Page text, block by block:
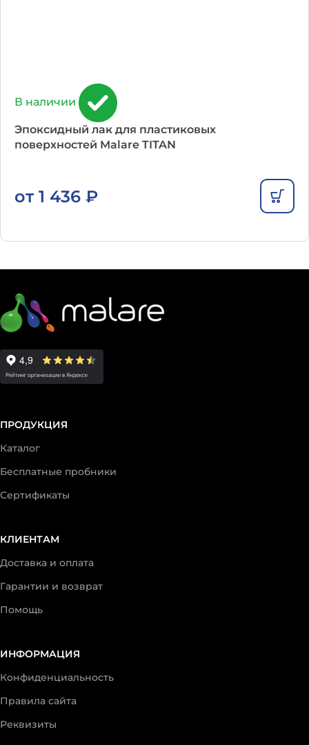
В наличии
Эпоксидный лак для пластиковых
поверхностей Malare TITAN
от 1 436 ₽
ПРОДУКЦИЯ
Каталог
Бесплатные пробники
Сертификаты
КЛИЕНТАМ
Доставка и оплата
Гарантии и возврат
Помощь
ИНФОРМАЦИЯ
Конфиденциальность
Правила сайта
Реквизиты